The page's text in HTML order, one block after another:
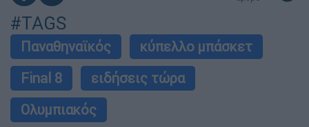
#TAGS
Παναθηναϊκός
κύπελλο μπάσκετ
Final 8
ειδήσεις τώρα
Ολυμπιακός